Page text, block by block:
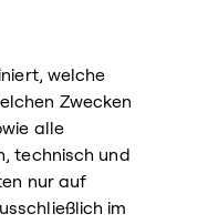
welche
Zwecken
alle
technisch und
nur auf
im